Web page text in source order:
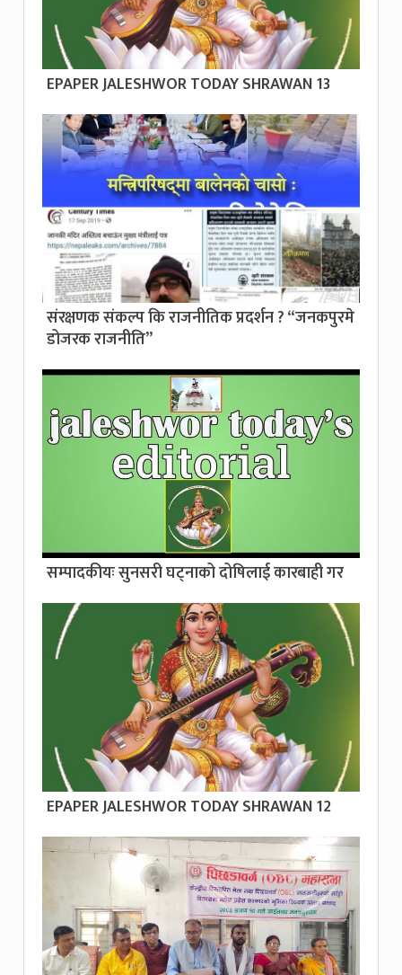
EPAPER JALESHWOR TODAY SHRAWAN 13
संरक्षणक संकल्प कि राजनीतिक प्रदर्शन ? “जनकपुरमे
डोजरक राजनीति”
सम्पादकीयः सुनसरी घट्नाको दोषिलाई कारबाही गर
EPAPER JALESHWOR TODAY SHRAWAN 12